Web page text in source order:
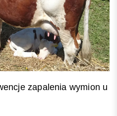
zapalenia wymion u